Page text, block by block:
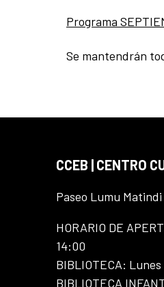
Programa
Se mantendrán
CCEB | CENTRO
Paseo Lumu
HORARIO DE
14:00
BIBLIOTECA:
BIBLIOTECA